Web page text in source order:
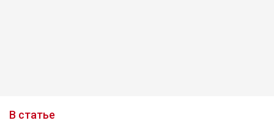
В статье